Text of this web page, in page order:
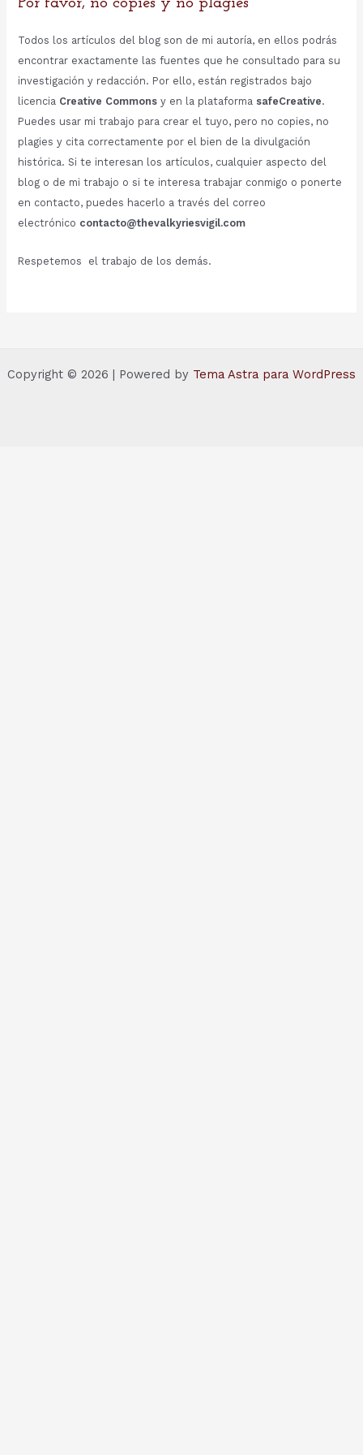
Todos los artículos del blog son de mi autoría, en ellos podrás
encontrar exactamente las fuentes que he consultado para su
investigación y redacción. Por ello, están registrados bajo
licencia Creative Commonsy en la plataforma safeCreative.
Puedes usar mi trabajo para crear el tuyo, pero no copies, no
plagies y cita correctamente por el bien de la divulgación
histórica. Si te interesan los artículos, cualquier aspecto del
blog o de mi trabajo o si te interesa trabajar conmigo o ponerte
en contacto, puedes hacerlo a través del correo
electrónico contacto@thevalkyriesvigil.com
Respetemos el trabajo de los demás.
Copyright © 2026 | Powered by Tema Astra para WordPress